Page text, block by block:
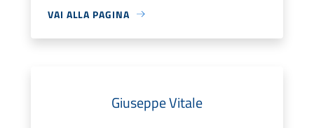
VAI ALLA PAGINA
Giuseppe Vitale